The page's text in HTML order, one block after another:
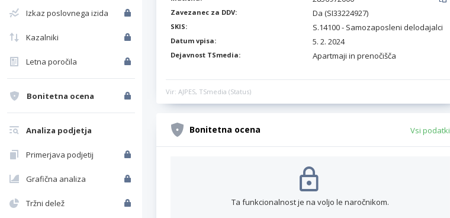
Izkaz poslovnega izida
Kazalniki
Letna poročila
Bonitetna ocena
Analiza podjetja
Primerjava podjetij
Grafična analiza
Tržni delež
Zavezanec za DDV: Da (SI33224927)
SKIS: S.14100 - Samozaposleni delodajalci
Datum vpisa: 5. 2. 2024
Dejavnost TSmedia: Apartmaji in prenočišča
Vir: AJPES, TSmedia (Status)
Bonitetna ocena Vsi podatki
Ta funkcionalnost je na voljo le naročnikom.